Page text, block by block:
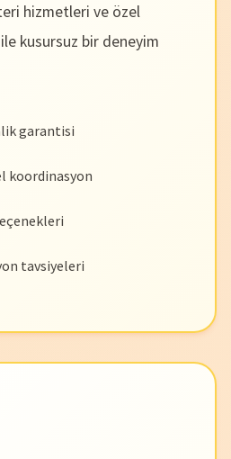
hizmetleri ve özel
kusursuz bir deneyim
garantisi
koordinasyon
tavsiyeleri